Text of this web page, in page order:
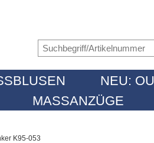
NEU:
MASSANZÜGE
K95-053